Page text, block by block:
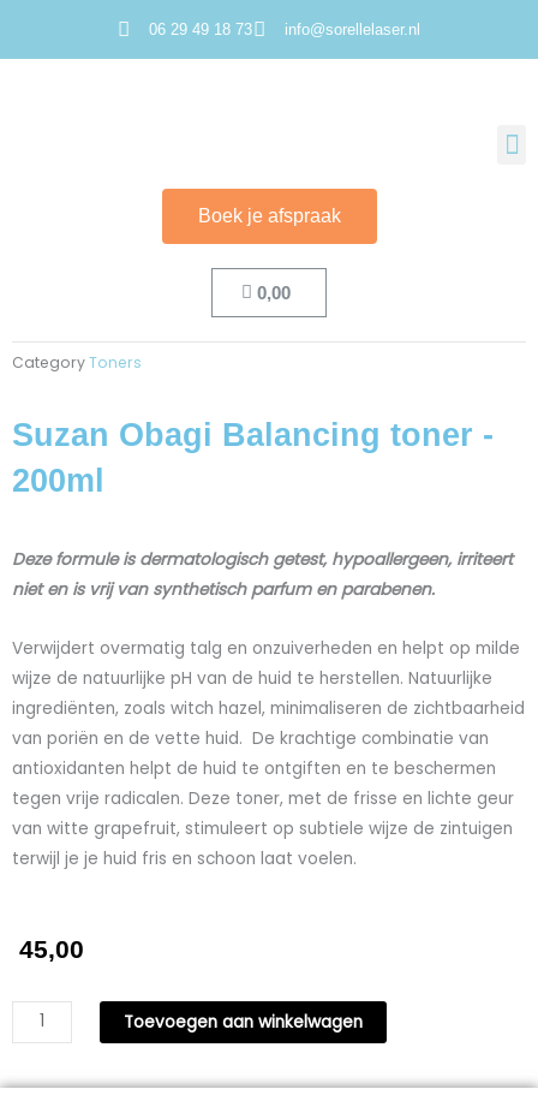
06 29 49 18 73 info@sorellelaser.nl
Boek je afspraak
0,00
Cart
CategoryToners
Suzan Obagi Balancing toner -
200ml
Deze formule is dermatologisch getest, hypoallergeen, irriteert
niet en is vrij van synthetisch parfum en parabenen.
Verwijdert overmatig talg en onzuiverheden en helpt op milde
wijze de natuurlijke pH van de huid te herstellen. Natuurlijke
ingrediënten, zoals witch hazel, minimaliseren de zichtbaarheid
van poriën en de vette huid. De krachtige combinatie van
antioxidanten helpt de huid te ontgiften en te beschermen
tegen vrije radicalen. Deze toner, met de frisse en lichte geur
van witte grapefruit, stimuleert op subtiele wijze de zintuigen
terwijl je je huid fris en schoon laat voelen.
45,00
Suzan
Obagi
Toevoegen aan winkelwagen